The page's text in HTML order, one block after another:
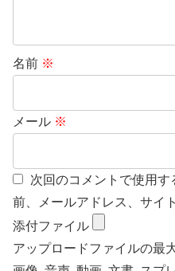
名前 ※
メール ※
次回のコメントで使用
前、メールアドレス、サイ
添付ファイル
アップロードファイルの最